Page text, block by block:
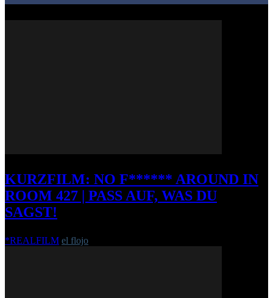
KURZFILM: NO F****** AROUND IN
ROOM 427 | PASS AUF, WAS DU
SAGST!
*REALFILM el flojo